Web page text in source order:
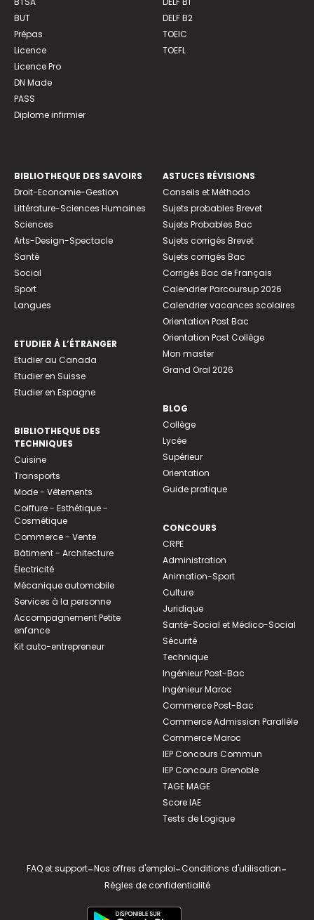
BUT
Prépas
Licence
Licence Pro
DN Made
PASS
Diplome infirmier
DELF B2
TOEIC
TOEFL
BIBLIOTHEQUE DES SAVOIRS
Droit-Economie-Gestion
Littérature-Sciences Humaines
Sciences
Arts-Design-Spectacle
Santé
Social
Sport
Langues
ETUDIER À L’ÉTRANGER
Etudier au Canada
Etudier en Suisse
Etudier en Espagne
BIBLIOTHEQUE DES
TECHNIQUES
Cuisine
Transports
Mode - Vêtements
Coiffure - Esthétique -
Cosmétique
Commerce - Vente
Bâtiment - Architecture
Électricité
Mécanique automobile
Services à la personne
Accompagnement Petite
enfance
Kit auto-entrepreneur
ASTUCES RÉVISIONS
Conseils et Méthodo
Sujets probables Brevet
Sujets Probables Bac
Sujets corrigés Brevet
Sujets corrigés Bac
Corrigés Bac de Français
Calendrier Parcoursup 2026
Calendrier vacances scolaires
Orientation Post Bac
Orientation Post Collège
Mon master
Grand Oral 2026
BLOG
Collège
Lycée
Supérieur
Orientation
Guide pratique
CONCOURS
CRPE
Administration
Animation-Sport
Culture
Juridique
Santé-Social et Médico-Social
Sécurité
Technique
Ingénieur Post-Bac
Ingénieur Maroc
Commerce Post-Bac
Commerce Admission Parallèle
Commerce Maroc
IEP Concours Commun
IEP Concours Grenoble
TAGE MAGE
Score IAE
Tests de Logique
FAQ et support-Nos offres d'emploi-Conditions d'utilisation-
Règles de confidentialité